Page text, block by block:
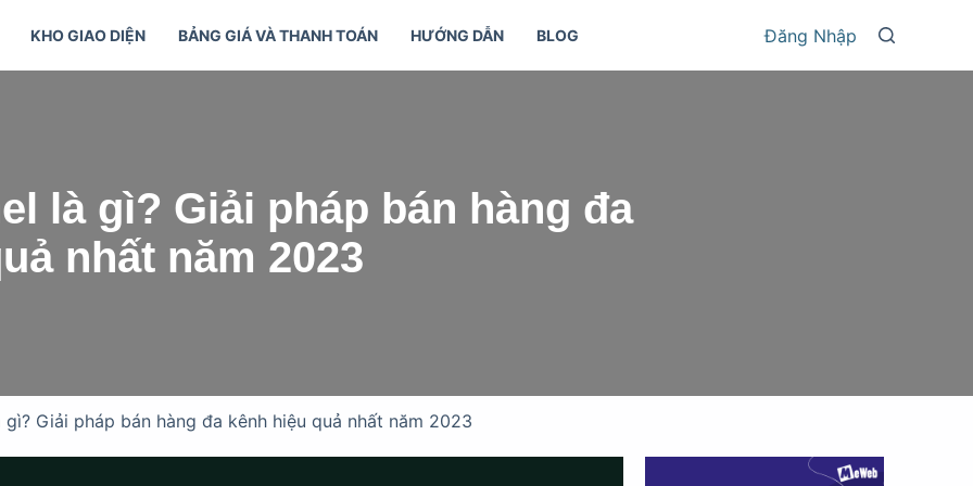
KHO GIAO DIỆN BẢNG GIÁ VÀ THANH TOÁN HƯỚNG DẪN BLOG Đăng Nhập
là gì? Giải pháp bán hàng đa
nhất năm 2023
gì? Giải pháp bán hàng đa kênh hiệu quả nhất năm 2023